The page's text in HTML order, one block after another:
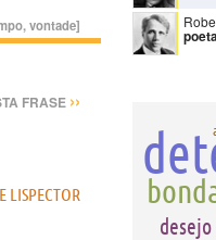
,vontade]
FRASE ››
LISPECTOR
desejo